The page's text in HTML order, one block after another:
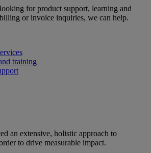
for product support, learning and
or invoice inquiries, we can help.
training
an extensive, holistic approach to
to drive measurable impact.